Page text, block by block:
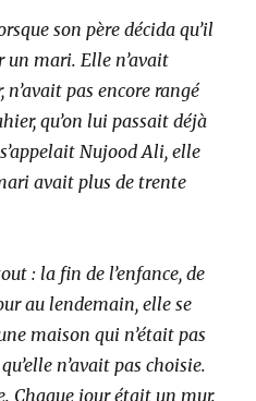
son père décida qu’il
mari. Elle n’avait
pas encore rangé
qu’on lui passait déjà
Nujood Ali, elle
avait plus de trente
: la fin de l’enfance, de
au lendemain, elle se
maison qui n’était pas
n’avait pas choisie.
Chaque jour était un mur.